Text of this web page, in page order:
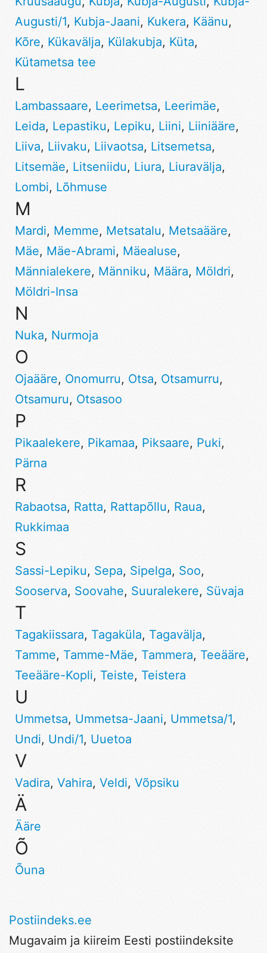
Augusti/1, Kubja-Jaani, Kukera, Käänu,
Kõre, Kükavälja, Külakubja, Küta,
Kütametsa tee
L
Lambassaare, Leerimetsa, Leerimäe,
Leida, Lepastiku, Lepiku, Liini, Liiniääre,
Liiva, Liivaku, Liivaotsa, Litsemetsa,
Litsemäe, Litseniidu, Liura, Liuravälja,
Lombi, Lõhmuse
M
Mardi, Memme, Metsatalu, Metsaääre,
Mäe, Mäe-Abrami, Mäealuse,
Männialekere, Männiku, Määra, Möldri,
Möldri-Insa
N
Nuka, Nurmoja
O
Ojaääre, Onomurru, Otsa, Otsamurru,
Otsamuru, Otsasoo
P
Pikaalekere, Pikamaa, Piksaare, Puki,
Pärna
R
Rabaotsa, Ratta, Rattapõllu, Raua,
Rukkimaa
S
Sassi-Lepiku, Sepa, Sipelga, Soo,
Sooserva, Soovahe, Suuralekere, Süvaja
T
Tagakiissara, Tagaküla, Tagavälja,
Tamme, Tamme-Mäe, Tammera, Teeääre,
Teeääre-Kopli, Teiste, Teistera
U
Ummetsa, Ummetsa-Jaani, Ummetsa/1,
Undi, Undi/1, Uuetoa
V
Vadira, Vahira, Veldi, Võpsiku
Ä
Ääre
Õ
Õuna
Postiindeks.ee
Mugavaim ja kiireim Eesti postiindeksite